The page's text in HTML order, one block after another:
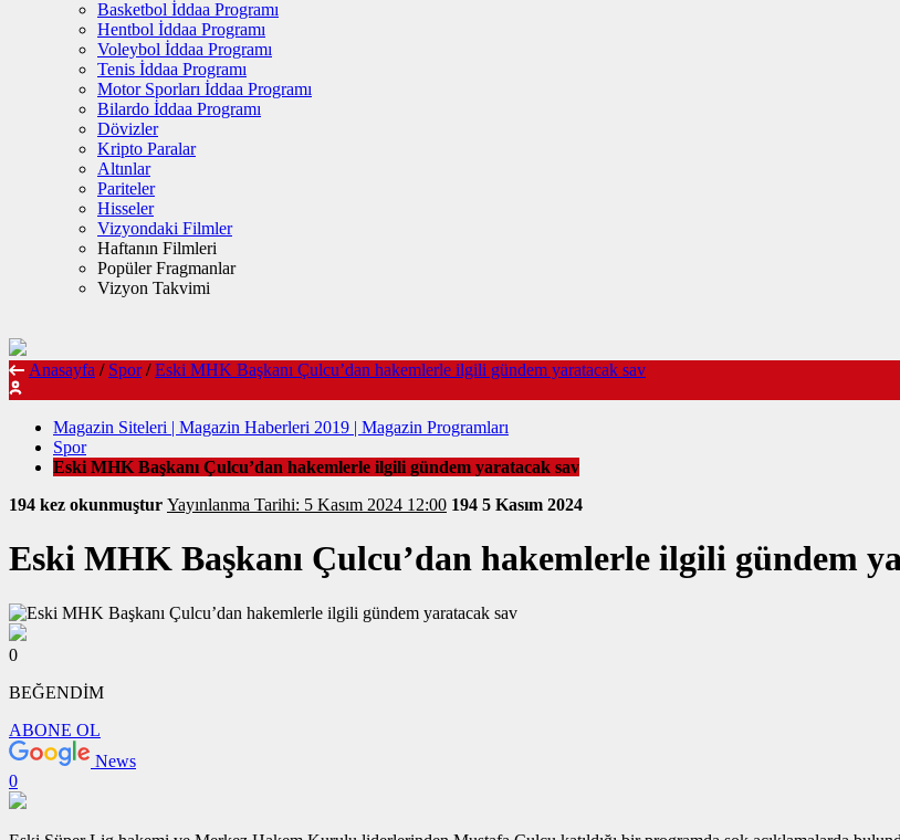
Basketbol İddaa Programı
Hentbol İddaa Programı
Voleybol İddaa Programı
Tenis İddaa Programı
Motor Sporları İddaa Programı
Bilardo İddaa Programı
Dövizler
Kripto Paralar
Altınlar
Pariteler
Hisseler
Vizyondaki Filmler
Haftanın Filmleri
Popüler Fragmanlar
Vizyon Takvimi
Anasayfa / Spor / Eski MHK Başkanı Çulcu’dan hakemlerle ilgili gündem yaratacak sav
Magazin Siteleri | Magazin Haberleri 2019 | Magazin Programları
Spor
Eski MHK Başkanı Çulcu’dan hakemlerle ilgili gündem yaratacak sav
194 kez okunmuştur
Yayınlanma Tarihi: 5 Kasım 2024 12:00 194 5 Kasım 2024
Eski MHK Başkanı Çulcu’dan hakemlerle ilgili gündem
0
BEĞENDİM
ABONE OL
News
0